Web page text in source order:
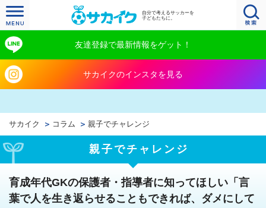
自分で考えるサッカーを
子どもたちに。
友達登録で最新情報をゲット！
サカイクのインスタを見る
サカイク コラム 親子でチャレンジ
親子でチャレンジ
育成年代GKの保護者・指導者に知ってほしい「言
葉で人を生き返らせることもできれば、ダメにして